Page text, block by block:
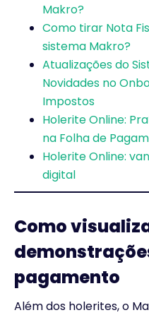
Makro?
Como tirar Nota
sistema Makro?
Atualizações do
Novidades no
Impostos
Holerite Online:
na Folha de
Holerite Online:
digital
Como
pagamento
Além dos holerites, o